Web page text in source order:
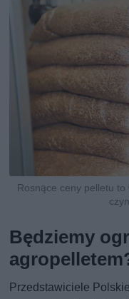
Rosnące ceny pelletu to
Będziemy
Przedstawiciele